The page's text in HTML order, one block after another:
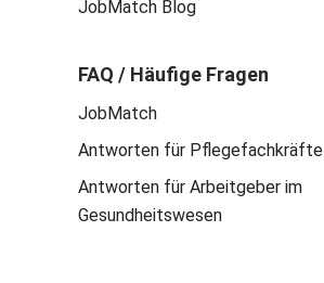
JobMatch Blog
FAQ / Häufige Fragen
JobMatch
Antworten für Pflegefachkräfte
Antworten für Arbeitgeber im
Gesundheitswesen